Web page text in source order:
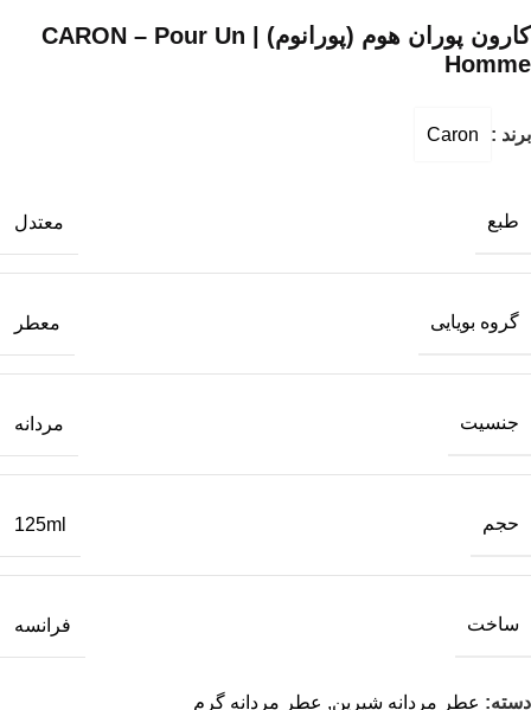
کارون پوران هوم (پورانوم) | CARON – Pour Un
Homme
برند : Caron
طبع معتدل
گروه بویایی معطر
جنسیت مردانه
حجم 125ml
ساخت فرانسه
دسته: عطر مردانه شیرین, عطر مردانه گرم